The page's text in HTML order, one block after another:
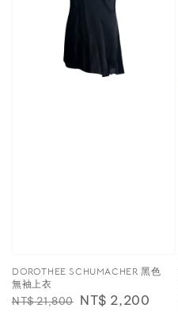
DOROTHEE SCHUMACHER 黑色
無袖上衣
Regular
NT$ 21,800 Sale
NT$ 2,200